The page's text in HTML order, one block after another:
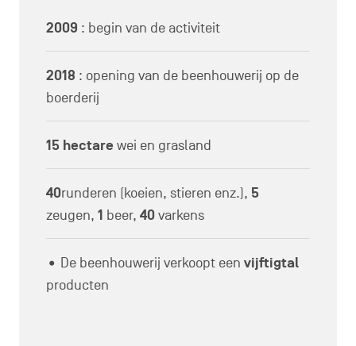
2009 : begin van de activiteit
2018 : opening van de beenhouwerij op de
boerderij
15 hectarewei en grasland
40runderen (koeien, stieren enz.), 5
zeugen,1 beer,40varkens
• De beenhouwerij verkoopt eenvijftigtal
producten